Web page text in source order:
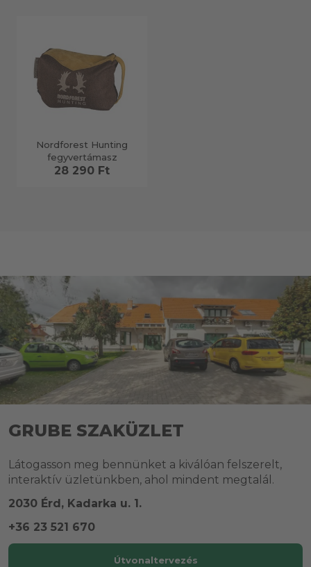
Nordforest Hunting
fegyvertámasz
28 290 Ft
GRUBE SZAKÜZLET
Látogasson meg bennünket a kiválóan felszerelt,
interaktív üzletünkben, ahol mindent megtalál.
2030 Érd, Kadarka u. 1.
+36 23 521 670
Útvonaltervezés